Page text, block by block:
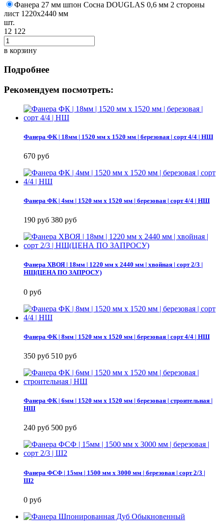
Фанера 27 мм шпон Сосна DOUGLAS 0,6 мм 2 стороны
лист 1220х2440 мм
шт.
12 122
в корзину
Подробнее
Рекомендуем посмотреть:
Фанера ФК | 18мм | 1520 мм х 1520 мм | березовая | сорт 4/4 | НШ
670 руб
Фанера ФК | 4мм | 1520 мм х 1520 мм | березовая | сорт 4/4 | НШ
190 руб 380 руб
Фанера ХВОЯ | 18мм | 1220 мм х 2440 мм | хвойная | сорт 2/3 |
НШ(ЦЕНА ПО ЗАПРОСУ)
0 руб
Фанера ФК | 8мм | 1520 мм х 1520 мм | березовая | сорт 4/4 | НШ
350 руб 510 руб
Фанера ФК | 6мм | 1520 мм х 1520 мм | березовая | строительная |
НШ
240 руб 500 руб
Фанера ФСФ | 15мм | 1500 мм х 3000 мм | березовая | сорт 2/3 |
Ш2
0 руб